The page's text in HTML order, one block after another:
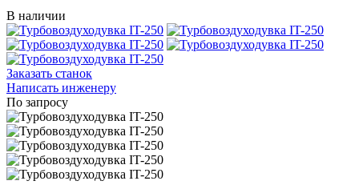
В наличии
Заказать станок
Написать инженеру
По запросу